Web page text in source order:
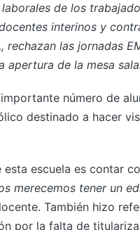
de los
interinos y
rechazan las jornadas
apertura de la mesa
número de
destinado a hacer
escuela es contar
merecemos tener un
También hizo
por la falta de